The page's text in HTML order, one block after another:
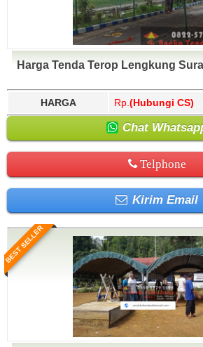
Harga Tenda Terop Lengkung
HARGA Rp. (Hubungi CS)
Chat
Telphone
Kirim Email
BEST SELLER